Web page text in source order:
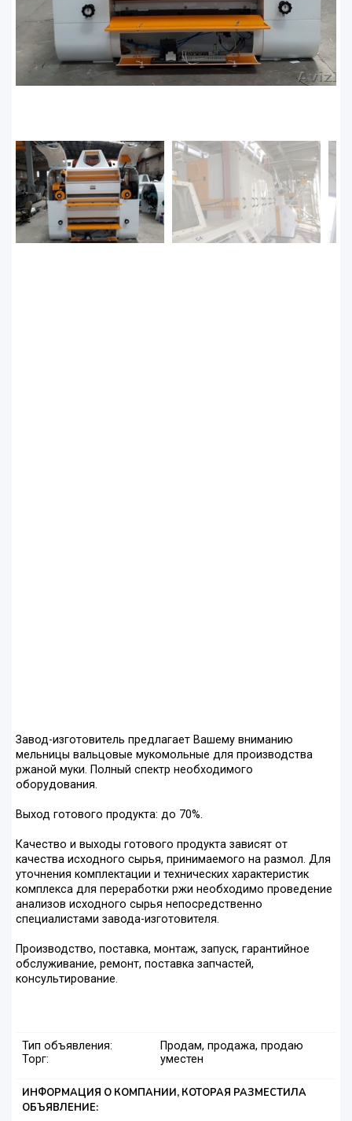
Завод-изготовитель предлагает Вашему вниманию
мельницы вальцовые мукомольные для производства
ржаной муки. Полный спектр необходимого
оборудования.
Выход готового продукта: до 70%.
Качество и выходы готового продукта зависят от
качества исходного сырья, принимаемого на размол. Для
уточнения комплектации и технических характеристик
комплекса для переработки ржи необходимо проведение
анализов исходного сырья непосредственно
специалистами завода-изготовителя.
Производство, поставка, монтаж, запуск, гарантийное
обслуживание, ремонт, поставка запчастей,
консультирование.
Тип объявления:
Продам, продажа, продаю
Торг:
уместен
ИНФОРМАЦИЯ О КОМПАНИИ, КОТОРАЯ РАЗМЕСТИЛА
ОБЪЯВЛЕНИЕ: